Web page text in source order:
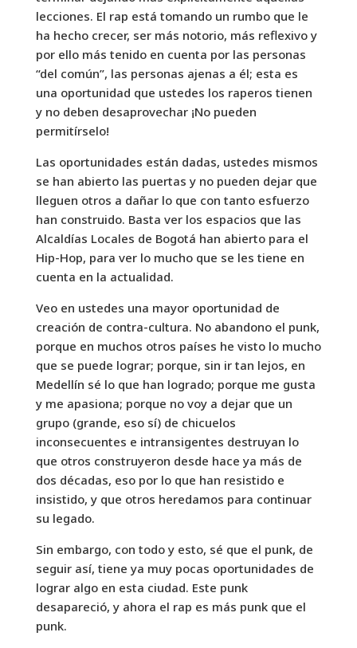
lecciones. El rap está tomando un rumbo que le
ha hecho crecer, ser más notorio, más reflexivo y
por ello más tenido en cuenta por las personas
“del común”, las personas ajenas a él; esta es
una oportunidad que ustedes los raperos tienen
y no deben desaprovechar ¡No pueden
permitírselo!
Las oportunidades están dadas, ustedes mismos
se han abierto las puertas y no pueden dejar que
lleguen otros a dañar lo que con tanto esfuerzo
han construido. Basta ver los espacios que las
Alcaldías Locales de Bogotá han abierto para el
Hip-Hop, para ver lo mucho que se les tiene en
cuenta en la actualidad.
Veo en ustedes una mayor oportunidad de
creación de contra-cultura. No abandono el punk,
porque en muchos otros países he visto lo mucho
que se puede lograr; porque, sin ir tan lejos, en
Medellín sé lo que han logrado; porque me gusta
y me apasiona; porque no voy a dejar que un
grupo (grande, eso sí) de chicuelos
inconsecuentes e intransigentes destruyan lo
que otros construyeron desde hace ya más de
dos décadas, eso por lo que han resistido e
insistido, y que otros heredamos para continuar
su legado.
Sin embargo, con todo y esto, sé que el punk, de
seguir así, tiene ya muy pocas oportunidades de
lograr algo en esta ciudad. Este punk
desapareció, y ahora el rap es más punk que el
punk.